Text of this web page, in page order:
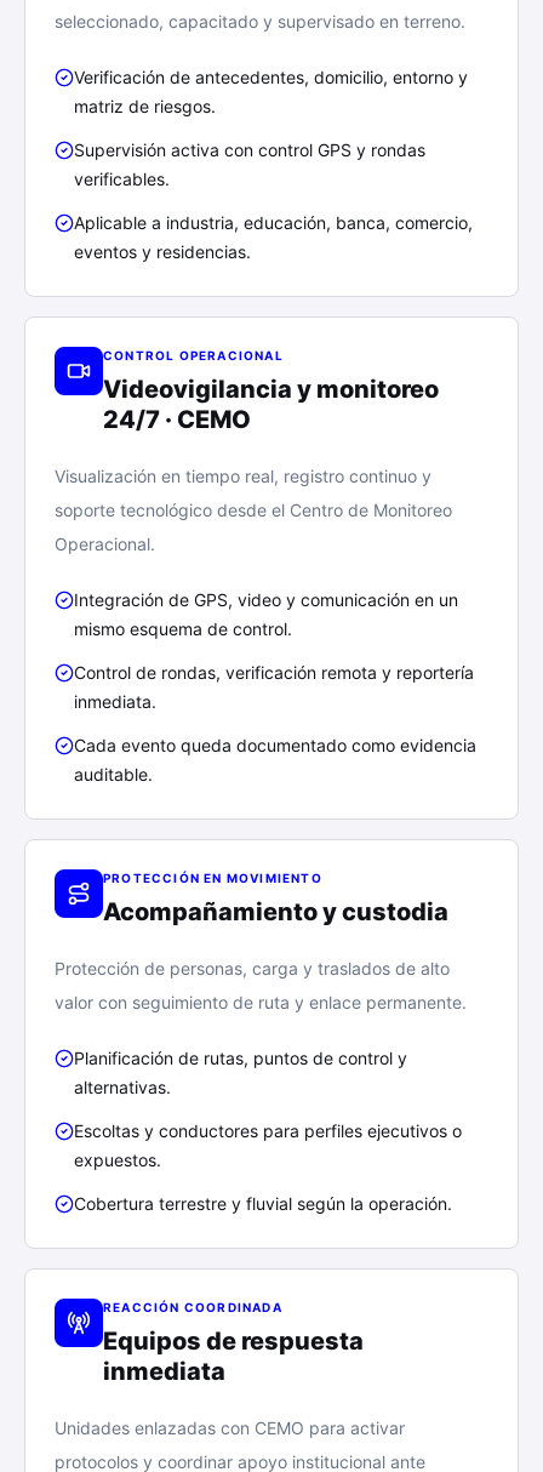
seleccionado, capacitado y supervisado en terreno.
Verificación de antecedentes, domicilio, entorno y
matriz de riesgos.
Supervisión activa con control GPS y rondas
verificables.
Aplicable a industria, educación, banca, comercio,
eventos y residencias.
CONTROL OPERACIONAL
Videovigilancia y monitoreo
24/7 · CEMO
Visualización en tiempo real, registro continuo y
soporte tecnológico desde el Centro de Monitoreo
Operacional.
Integración de GPS, video y comunicación en un
mismo esquema de control.
Control de rondas, verificación remota y reportería
inmediata.
Cada evento queda documentado como evidencia
auditable.
PROTECCIÓN EN MOVIMIENTO
Acompañamiento y custodia
Protección de personas, carga y traslados de alto
valor con seguimiento de ruta y enlace permanente.
Planificación de rutas, puntos de control y
alternativas.
Escoltas y conductores para perfiles ejecutivos o
expuestos.
Cobertura terrestre y fluvial según la operación.
REACCIÓN COORDINADA
Equipos de respuesta
inmediata
Unidades enlazadas con CEMO para activar
protocolos y coordinar apoyo institucional ante